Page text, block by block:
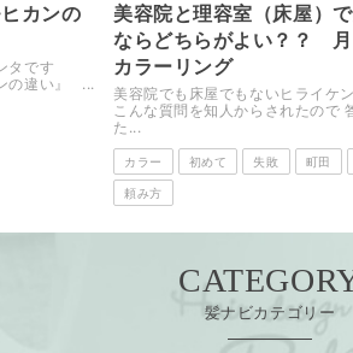
カンの
タです
の違い』 ...
美容院と理容室（床屋）
ならどちらがよい？？
カラーリング
美容院でも床屋でもないヒライケ
こんな質問を知人からされたので
た...
カラー 初めて 失敗 町田
頼み方
髪ナビカテゴリー